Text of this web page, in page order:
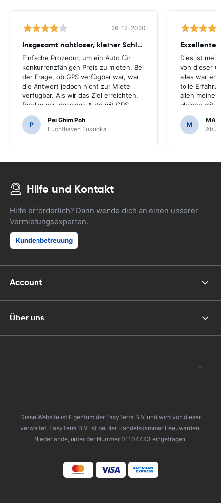
26-12-2020
Insgesamt nahtloser, kleiner Schluckauf
Einfache Prozedur, um ein Auto für
konkurrenzfähigen Preis zu mieten. Bei
der Frage, ob GPS verfügbar war, war
die Antwort jedoch nicht zur Miete
verfügbar. Als wir das Ziel erreichten,
fanden wir, dass das Auto mit GPS
kam.Es wäre schrecklich gewesen,
wenn wir beschlossen hätten, ein GPS
zu kaufen, da es notwendig war,
P
Pei Ghim Poh
Luchthaven Fukuoka
Exzellenter
Dies ist
von dieser
alles war
tolle
allen meiner
gleiche mit
M
Abu
Hilfe und Kontakt
Hilfe erforderlich? Dann wende dich an einen unserer
Vermietungsexperten.
Kundenbetreuung
Account
Über uns
Diese Website ist Eigentum der EasyTerra B.V. und wird von dieser
verwaltet. EasyTerra B.V. ist bei der Handelskammer Leeuwarden,
Niederlande, unter der Nummer 01104443 eingetragen.